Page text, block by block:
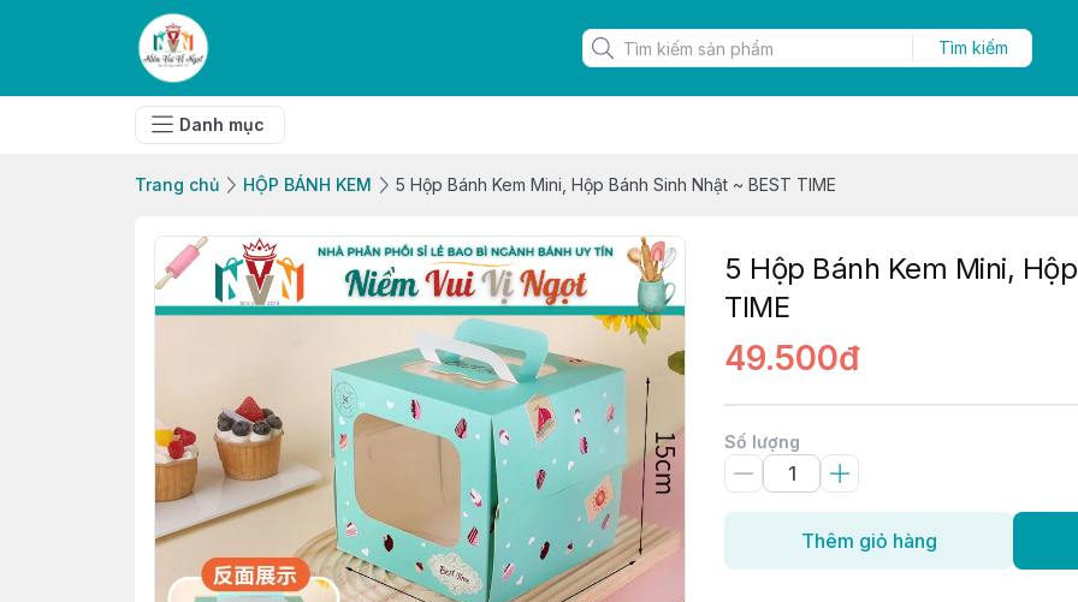
Tìm kiếm
Danh mục
Trang chủ HỘP BÁNH KEM 5 Hộp Bánh Kem Mini, Hộp Bánh Sinh Nhật ~ BEST TIME
5 Hộp Bánh Kem Mini,
TIME
49.500đ
Số lượng
Thêm giỏ hàng